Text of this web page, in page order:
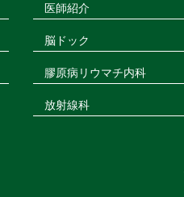
医師紹介
脳ドック
膠原病リウマチ内科
放射線科